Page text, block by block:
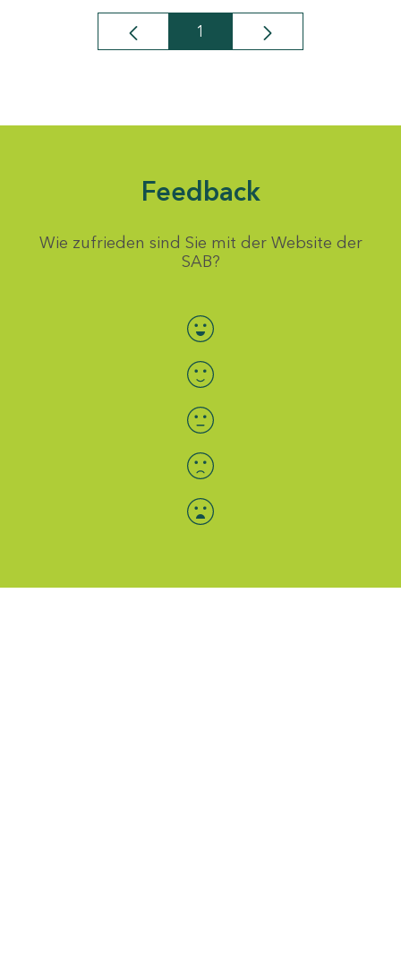
Seite
1
Feedback
Wie zufrieden sind Sie mit der Website der
SAB?
Bewertung auswählen